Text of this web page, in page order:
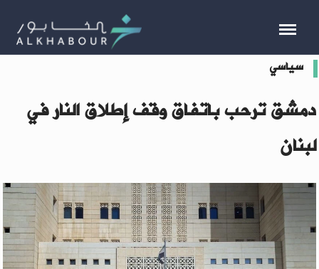
سياسي
دمشق ترحب باتفاق وقف إطلاق النار في
لبنان